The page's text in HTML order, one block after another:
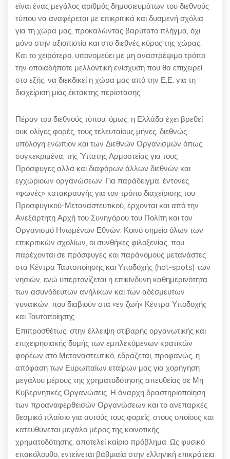
είναι ένας μεγάλος αριθμός δημοσιευμάτων του διεθνούς
τύπου να αναφέρεται με επικριτικά και δυσμενή σχόλια
για τη χώρα μας, προκαλώντας βαρύτατο πλήγμα, όχι
μόνο στην αξιοπιστία και στο διεθνές κύρος της χώρας.
Και το χειρότερο, υπονομεύει με μη αναστρέψιμο τρόπο
την οποιαδήποτε μελλοντική ενίσχυση που θα επιχειρεί,
στο εξής, να διεκδικεί η χώρα μας από την Ε.Ε. για τη
διαχείριση μιας έκτακτης περίστασης.
Πέραν του διεθνούς τύπου, όμως, η Ελλάδα έχει βρεθεί
ουκ ολίγες φορές, τους τελευταίους μήνες, διεθνώς
υπόλογη ενώπιον και των Διεθνών Οργανισμών όπως,
συγκεκριμένα, της Ύπατης Αρμοστείας για τους
Πρόσφυγες αλλά και διαφόρων άλλων διεθνών και
εγχώριοων οργανώσεων. Για παράδειγμα, έντονες
«φωνές» κατακραυγής για τον τρόπο διαχείρισης του
Προσφυγικού-Μεταναστευτικού, έρχονται και από την
Ανεξάρτητη Αρχή του Συνηγόρου του Πολίτη και τον
Οργανισμό Ηνωμένων Εθνών. Κοινό σημείο όλων των
επικριτικών σχολίων, οι συνθήκες φιλοξενίας, που
παρέχονται σε πρόσφυγες και παράνομους μετανάστες
στα Κέντρα Ταυτοποίησης και Υποδοχής (hot-spots) των
νησιών, ενώ υπερτονίζεται η επικίνδυνη καθημερινότητα
των ασυνόδευτων ανήλικων και των αδέσμευτων
γυναικών, που διαβιούν στα «εν ζωή» Κέντρα Υποδοχής
και Ταυτοποίησης.
Επιπροσθέτως, στην έλλειψη στιβαρής οργανωτικής και
επιχειρησιακής δομής των εμπλεκόμενων κρατικών
φορέων στο Μεταναστευτικό, εδράζεται, προφανώς, η
απόφαση των Ευρωπαίων εταίρων μας για χορήγηση
μεγάλου μέρους της χρηματοδότησης απευθείας σε Μη
Κυβερνητικές Οργανώσεις. Η άναρχη δραστηριοποίηση
των προαναφερθεισών Οργανώσεων και το ανεπαρκές
θεσμικό πλαίσιο για αυτούς τους φορείς, στους οποίους και
κατευθύνεται μεγάλο μέρος της κοινοτικής
χρηματοδότησης, αποτελεί καίριο πρόβλημα. Ως φυσικό
επακόλουθο, εντείνεται βαθμιαία στην ελληνική επικράτεια